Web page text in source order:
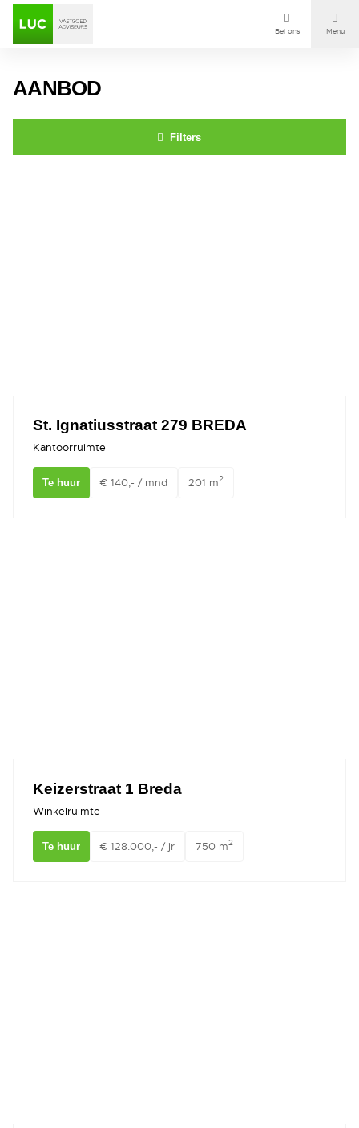
Bel ons Menu
AANBOD
Filters
St. Ignatiusstraat 279 BREDA
Kantoorruimte
Te huur € 140,- / mnd 201 m2
Keizerstraat 1 Breda
Winkelruimte
Te huur € 128.000,- / jr 750 m2